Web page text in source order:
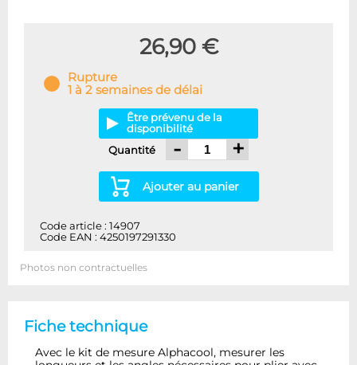
26,90 €
Rupture
1 à 2 semaines de délai
Être prévenu de la
disponibilité
Quantité
- +
Ajouter au panier
Code article : 14907
Code EAN : 4250197291330
Photos non contractuelles
Fiche technique
Avec le kit de mesure Alphacool, mesurer les